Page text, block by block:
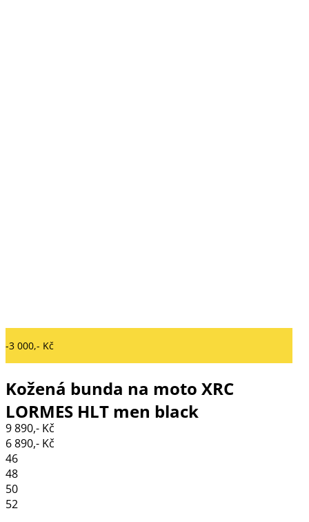
-3 000,- Kč
Kožená bunda na moto XRC
LORMES HLT men black
9 890,- Kč
6 890,- Kč
46
48
50
52